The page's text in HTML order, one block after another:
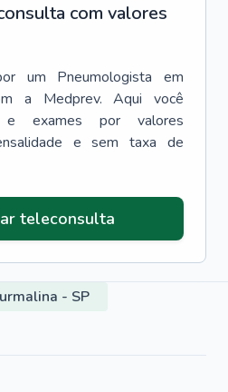
com valores
um Pneumologista
em
a Medprev. Aqui você
e exames por valores
e sem taxa de
teleconsulta
- SP